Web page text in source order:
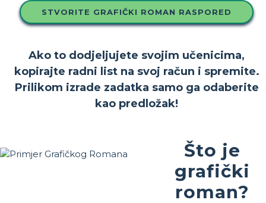
STVORITE GRAFIČKI ROMAN RASPORED
Ako to dodjeljujete svojim učenicima,
kopirajte radni list na svoj račun i spremite.
Prilikom izrade zadatka samo ga odaberite
kao predložak!
Što je
grafički
roman?